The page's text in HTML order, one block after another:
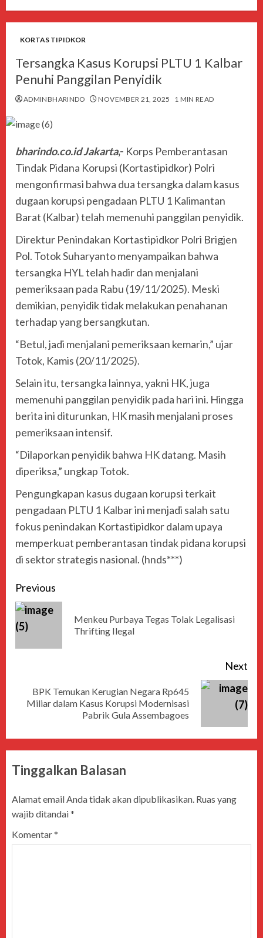
KORTAS TIPIDKOR
Tersangka Kasus Korupsi PLTU 1 Kalbar
Penuhi Panggilan Penyidik
ADMINBHARINDO NOVEMBER 21, 2025 1 MIN READ
bharindo.co.id Jakarta,- Korps Pemberantasan
Tindak Pidana Korupsi (Kortastipidkor) Polri
mengonfirmasi bahwa dua tersangka dalam kasus
dugaan korupsi pengadaan PLTU 1 Kalimantan
Barat (Kalbar) telah memenuhi panggilan penyidik.
Direktur Penindakan Kortastipidkor Polri Brigjen
Pol. Totok Suharyanto menyampaikan bahwa
tersangka HYL telah hadir dan menjalani
pemeriksaan pada Rabu (19/11/2025). Meski
demikian, penyidik tidak melakukan penahanan
terhadap yang bersangkutan.
“Betul, jadi menjalani pemeriksaan kemarin,” ujar
Totok, Kamis (20/11/2025).
Selain itu, tersangka lainnya, yakni HK, juga
memenuhi panggilan penyidik pada hari ini. Hingga
berita ini diturunkan, HK masih menjalani proses
pemeriksaan intensif.
“Dilaporkan penyidik bahwa HK datang. Masih
diperiksa,” ungkap Totok.
Pengungkapan kasus dugaan korupsi terkait
pengadaan PLTU 1 Kalbar ini menjadi salah satu
fokus penindakan Kortastipidkor dalam upaya
memperkuat pemberantasan tindak pidana korupsi
di sektor strategis nasional. (hnds***)
Post
navigation
Previous
Menkeu Purbaya Tegas Tolak Legalisasi
Thrifting Ilegal
Next
Next
BPK Temukan Kerugian Negara Rp645
Miliar dalam Kasus Korupsi Modernisasi
Pabrik Gula Assembagoes
Tinggalkan Balasan
Alamat email Anda tidak akan dipublikasikan. Ruas yang
wajib ditandai*
Komentar*